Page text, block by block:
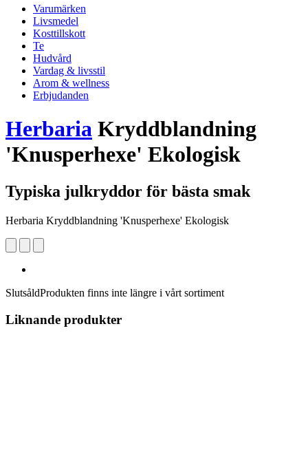
Varumärken
Livsmedel
Kosttillskott
Te
Hudvård
Vardag & livsstil
Arom & wellness
Erbjudanden
Herbaria Kryddblandning
'Knusperhexe' Ekologisk
Typiska julkryddor för bästa smak
Herbaria Kryddblandning 'Knusperhexe' Ekologisk
SlutsåldProdukten finns inte längre i vårt sortiment
Liknande produkter